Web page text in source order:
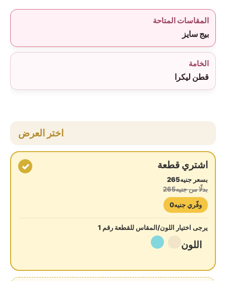
المقاسات المتاحة
بيج سايز
الخامة
قطن ليكرا
اختر العرض
اشتري قطعة
بسعر جنيه265
بدلًا من جنيه265
وفّري جنيه0
✓
يرجى اختيار اللون/المقاس للقطعة رقم 1
اللون